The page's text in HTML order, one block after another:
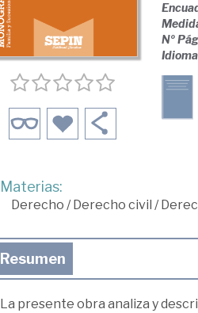
Nº
Materias:
Derecho /Derecho civil /
Resumen
La presente obra analiza y